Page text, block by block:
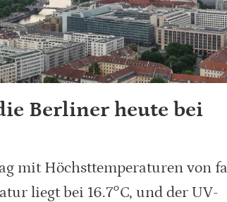
Berliner heute bei
mit Höchsttemperaturen von
liegt bei 16.7°C, und der UV-